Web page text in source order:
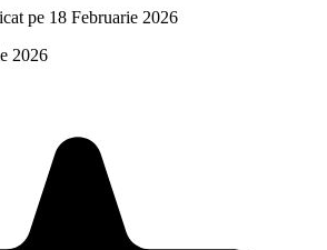
pe 18 Februarie 2026
2026